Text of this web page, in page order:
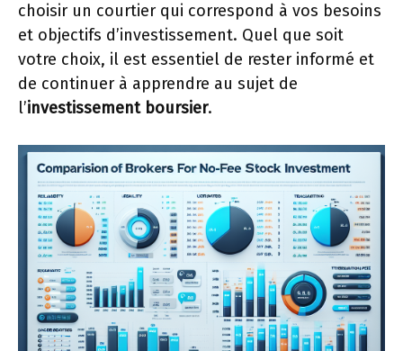
choisir un courtier qui correspond à vos besoins
et objectifs d’investissement. Quel que soit
votre choix, il est essentiel de rester informé et
de continuer à apprendre au sujet de
l’investissement boursier.